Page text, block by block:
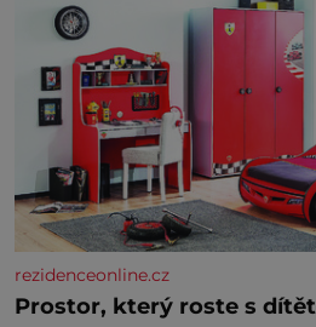
rezidenceonline.cz
Prostor, který roste s